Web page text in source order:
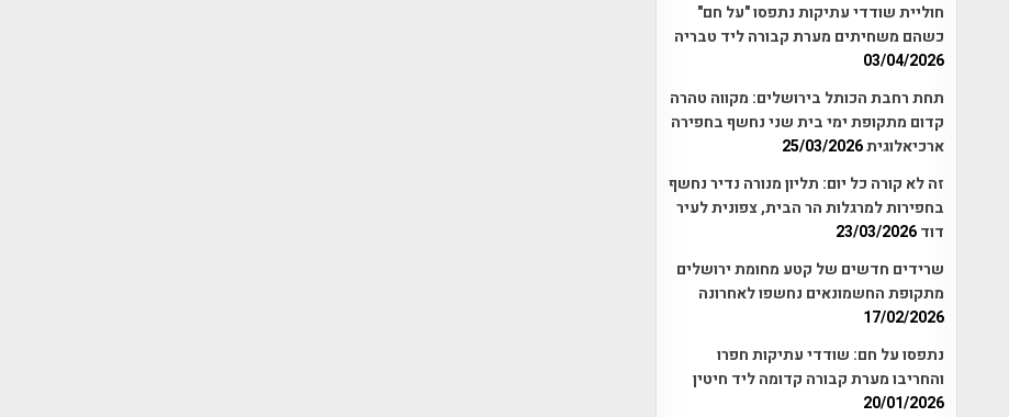
חוליית שודדי עתיקות נתפסו "על חם"
כשהם משחיתים מערת קבורה ליד טבריה
03/04/2026
תחת רחבת הכותל בירושלים: מקווה טהרה
קדום מתקופת ימי בית שני נחשף בחפירה
ארכיאלוגית25/03/2026
זה לא קורה כל יום: תליון מנורה נדיר נחשף
בחפירות למרגלות הר הבית, צפונית לעיר
דוד23/03/2026
שרידים חדשים של קטע מחומת ירושלים
מתקופת החשמונאים נחשפו לאחרונה
17/02/2026
נתפסו על חם: שודדי עתיקות חפרו
והחריבו מערת קבורה קדומה ליד חיטין
20/01/2026